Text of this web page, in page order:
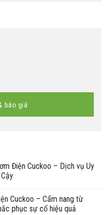
báo giá
Điện Cuckoo – Dịch vụ Uy
Cuckoo – Cẩm nang từ
phục sự cố hiệu quả